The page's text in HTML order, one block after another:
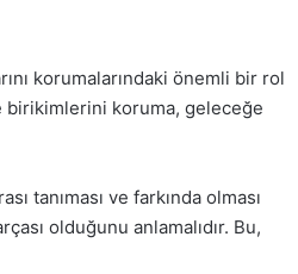
korumalarındaki önemli bir rol
birikimlerini koruma, geleceğe
tanıması ve farkında olması
olduğunu anlamalıdır. Bu,